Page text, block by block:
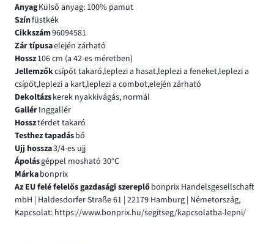
AnyagKülső anyag: 100% pamut
Színfüstkék
Cikkszám96094581
Zár típusaelején zárható
Hossz106 cm (a 42-es méretben)
Jellemzőkcsípőt takaró,leplezi a hasat,leplezi a feneket,leplezi a
csípőt,leplezi a kart,leplezi a combot,elején zárható
Dekoltázskerek nyakkivágás, normál
GallérInggallér
Hossztérdet takaró
Testhez tapadásbő
Ujj hossza3/4-es ujj
Ápolásgéppel mosható 30°C
Márkabonprix
Az EU felé felelős gazdasági szereplőbonprix Handelsgesellschaft
mbH | Haldesdorfer Straße 61 | 22179 Hamburg | Németország,
Kapcsolat: https://www.bonprix.hu/segitseg/kapcsolatba-lepni/